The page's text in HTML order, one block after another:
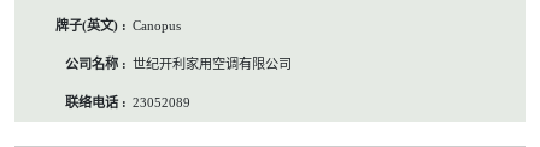
Canopus
世纪开利家用空调有限公司
23052089